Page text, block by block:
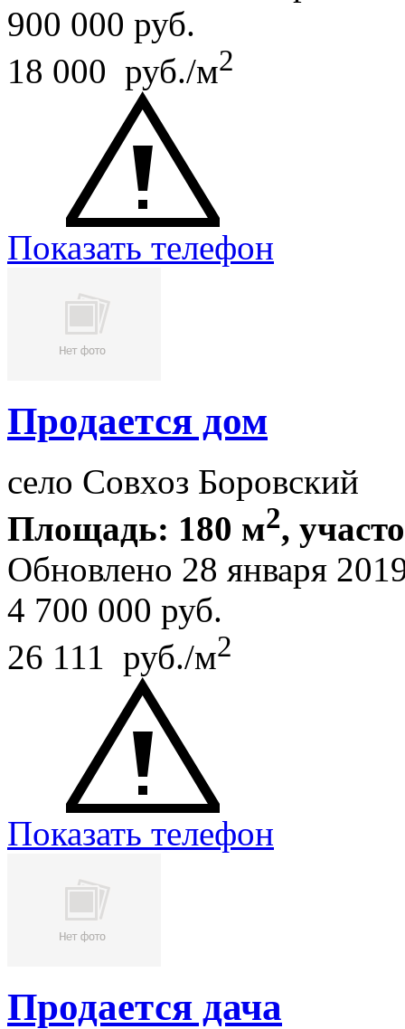
900 000 руб.
18 000 руб./м2
Показать телефон
Продается дом
село Совхоз Боровский
Площадь: 180 м2,
Обновлено 28 января
4 700 000 руб.
26 111 руб./м2
Показать телефон
Продается дача